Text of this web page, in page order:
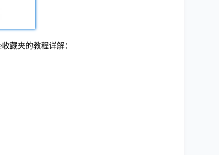
藏夹的教程详解：